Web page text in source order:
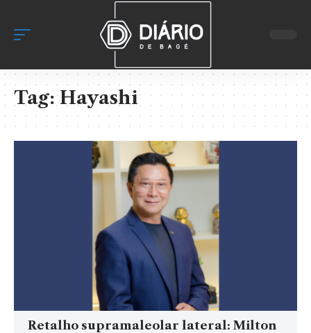
Tag:Hayashi
Retalho supramaleolar lateral: Milton